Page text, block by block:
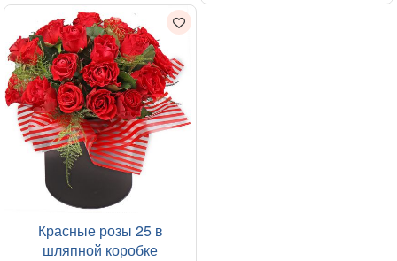
Красные розы 25 в
шляпной коробке